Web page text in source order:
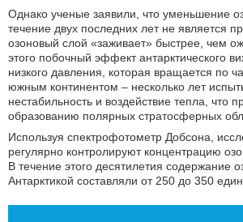
Однако ученые заявили, что уменьшение
течение двух последних лет не является
озоновый слой «заживает» быстрее, чем
этого побочный эффект антарктического
низкого давления, которая вращается по
южным континентом – несколько лет
нестабильность и воздействие тепла, что
образованию полярных стратосферных
Используя спектрофотометр Добсона,
регулярно контролируют концентрацию
В течение этого десятилетия содержание
Антарктикой составляли от 250 до 350